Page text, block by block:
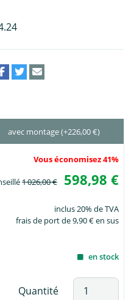
avec montage (+226,00 €)
Vous économisez 41%
1 026,00 € 598,98 €
inclus 20% de TVA
frais de port de 9,90 € en sus
en stock
Quantité